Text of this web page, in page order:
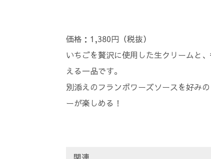
価格：1,380円（税抜）
いちごを贅沢に使用した生クリームと
える一品です。
別添えのフランボワーズソースを好み
ーが楽しめる！
関連